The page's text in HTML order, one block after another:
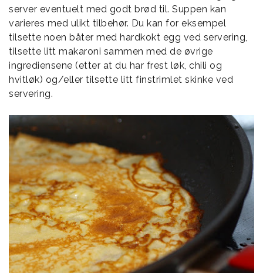
server eventuelt med godt brød til. Suppen kan
varieres med ulikt tilbehør. Du kan for eksempel
tilsette noen båter med hardkokt egg ved servering,
tilsette litt makaroni sammen med de øvrige
ingrediensene (etter at du har frest løk, chili og
hvitløk) og/eller tilsette litt finstrimlet skinke ved
servering.